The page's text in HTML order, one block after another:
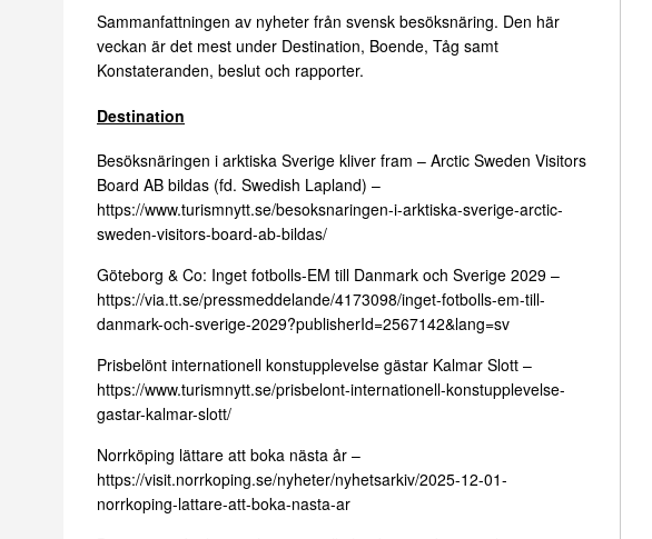
Sammanfattningen av nyheter från svensk besöksnäring. Den här
veckan är det mest under Destination, Boende, Tåg samt
Konstateranden, beslut och rapporter.
Destination
Besöksnäringen i arktiska Sverige kliver fram – Arctic Sweden Visitors
Board AB bildas (fd. Swedish Lapland) –
https://www.turismnytt.se/besoksnaringen-i-arktiska-sverige-arctic-
sweden-visitors-board-ab-bildas/
Göteborg & Co: Inget fotbolls-EM till Danmark och Sverige 2029 –
https://via.tt.se/pressmeddelande/4173098/inget-fotbolls-em-till-
danmark-och-sverige-2029?publisherId=2567142&lang=sv
Prisbelönt internationell konstupplevelse gästar Kalmar Slott –
https://www.turismnytt.se/prisbelont-internationell-konstupplevelse-
gastar-kalmar-slott/
Norrköping lättare att boka nästa år –
https://visit.norrkoping.se/nyheter/nyhetsarkiv/2025-12-01-
norrkoping-lattare-att-boka-nasta-ar